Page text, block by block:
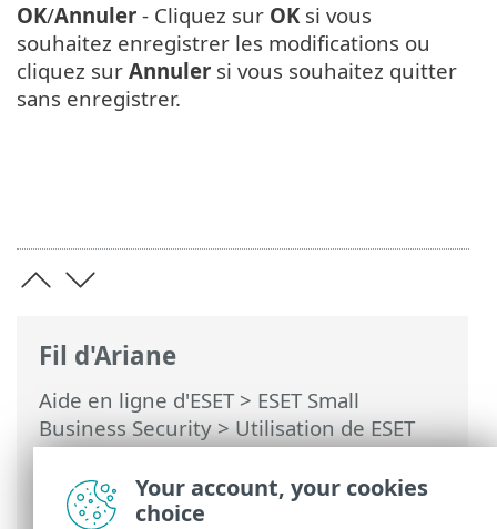
Fil d'Ariane
Aide en ligne d'ESET> ESET Small
Business Security>Utilisation de ESET
Small Business Security>Configuration
avancée >Protections> SSL/TLS> Règles
d’analyse de l’application
OK/Annuler - Cliquez sur OKsi vous
souhaitez enregistrer les modifications ou
cliquez sur Annuler si vous souhaitez quitter
sans enregistrer.
Your account, your cookies
choice